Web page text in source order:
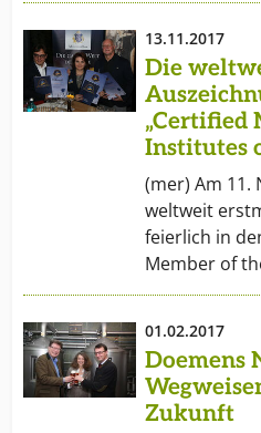
13.11.2017
Die
„Certified
Institutes
(mer) Am 11.
weltweit
feierlich in
Member of
01.02.2017
Doemens
Zukunft